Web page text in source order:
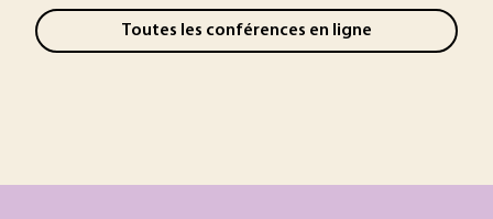
Toutes les conférences en ligne